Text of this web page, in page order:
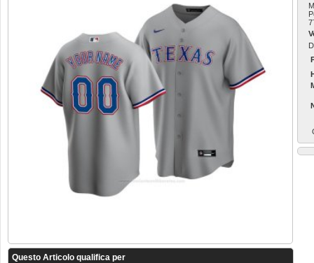
Questo Articolo qualifica per